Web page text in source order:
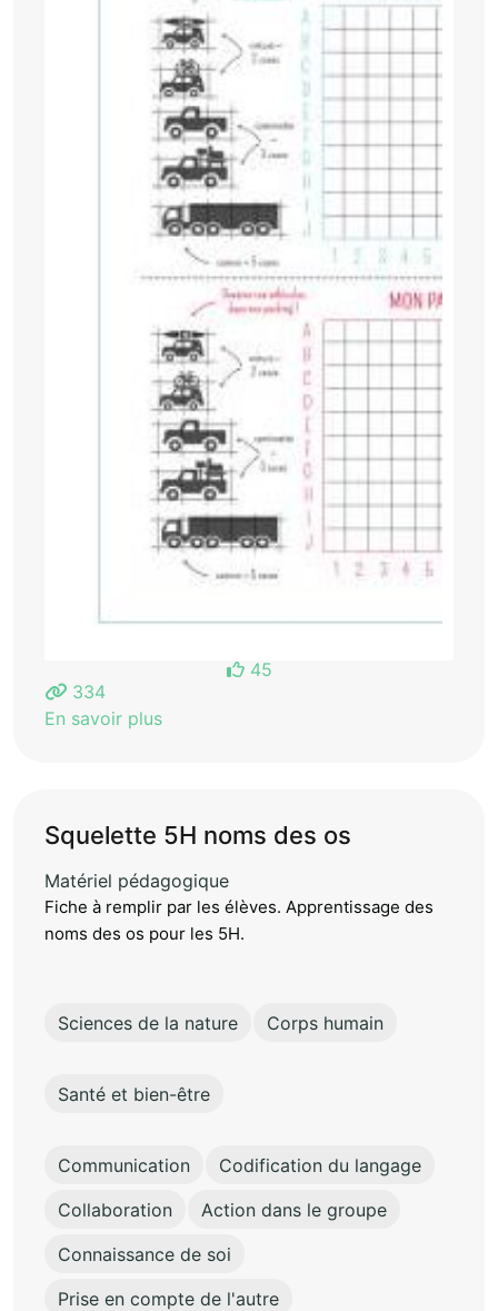
45
334
En savoir plus
Squelette 5H noms des os
Matériel pédagogique
Fiche à remplir par les élèves. Apprentissage des
noms des os pour les 5H.
Sciences de la nature Corps humain
Santé et bien-être
Communication
Codification du langage
Collaboration
Action dans le groupe
Connaissance de soi
Prise en compte de l'autre